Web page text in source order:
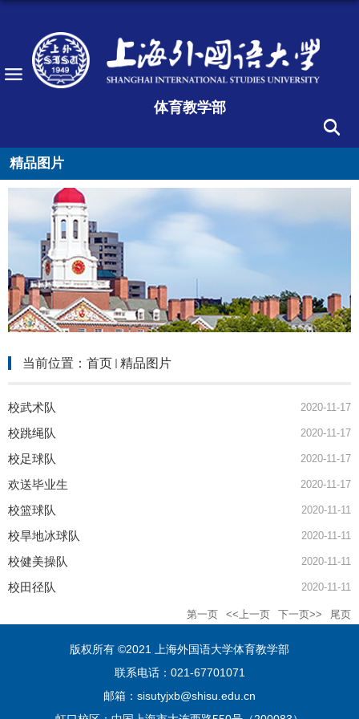
体育教学部
精品图片
当前位置： 首页 精品图片
校武术队 2020-11-17
校跳绳队 2020-11-17
校足球队 2020-11-17
欢送毕业生 2020-11-17
校篮球队 2020-11-11
校旱地冰球队 2020-11-11
校健美操队 2020-11-11
校田径队 2020-11-11
第一页 <<上一页 下一页>> 尾页
版权所有 ©2021 上海外国语大学体育教学部
联系电话：021-67701071
邮箱：sisutyjxb@shisu.edu.cn